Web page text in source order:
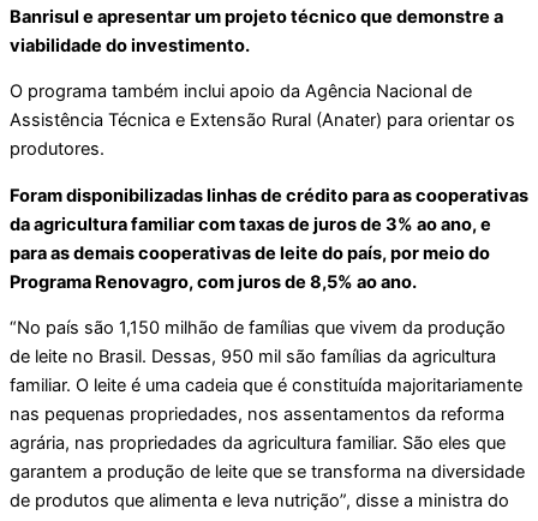
Banrisul e apresentar um projeto técnico que demonstre a
viabilidade do investimento.
O programa também inclui apoio da Agência Nacional de
Assistência Técnica e Extensão Rural (Anater) para orientar os
produtores.
Foram disponibilizadas linhas de crédito para as cooperativas
da agricultura familiar com taxas de juros de 3% ao ano, e
para as demais cooperativas de leite do país, por meio do
Programa Renovagro, com juros de 8,5% ao ano.
“No país são 1,150 milhão de famílias que vivem da produção
de leite no Brasil. Dessas, 950 mil são famílias da agricultura
familiar. O leite é uma cadeia que é constituída majoritariamente
nas pequenas propriedades, nos assentamentos da reforma
agrária, nas propriedades da agricultura familiar. São eles que
garantem a produção de leite que se transforma na diversidade
de produtos que alimenta e leva nutrição”, disse a ministra do